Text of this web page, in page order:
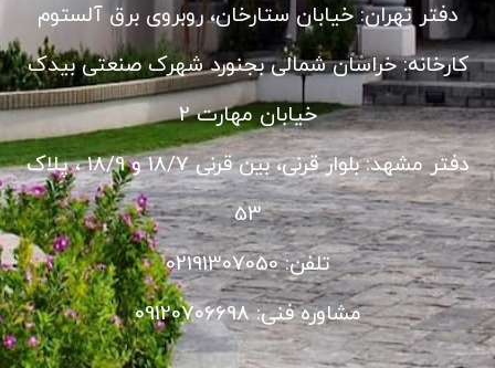
دفتر تهران: خیابان ستارخان، روبروی برق آلستوم
کارخانه: خراسان شمالی بجنورد شهرک صنعتی بیدک
خیابان مهارت 2
دفتر مشهد: بلوار قرنی، بین قرنی 18/7 و 18/9 ، پلاک
53
تلفن: 02191307050
مشاوره فنی: 09120706698